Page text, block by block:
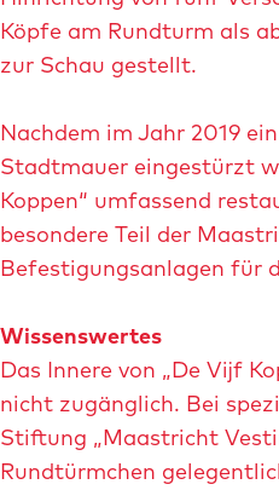
Köpfe am Rundturm als
zur Schau gestellt.
Nachdem im Jahr 2019
Stadtmauer eingestürzt
Koppen“ umfassend
besondere Teil der
Befestigungsanlagen für
Wissenswertes
Das Innere von „De Vijf
nicht zugänglich. Bei
Stiftung „Maastricht
Rundtürmchen